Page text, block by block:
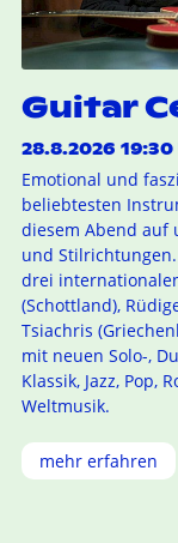
Guitar
28.8.2026
Emotional und
beliebtesten
diesem Abend auf
und
drei
(Schottland),
Tsiachris
mit neuen Solo-,
Klassik, Jazz, Pop,
Weltmusik.
mehr erfahren